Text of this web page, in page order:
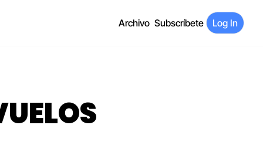
Archivo Subscríbete Log In